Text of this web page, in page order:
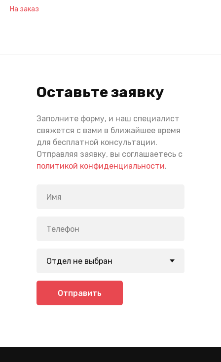
На заказ
Оставьте заявку
Заполните форму, и наш специалист
свяжется с вами в ближайшее время
для бесплатной консультации.
Отправляя заявку, вы соглашаетесь с
политикой конфиденциальности.
Отправить